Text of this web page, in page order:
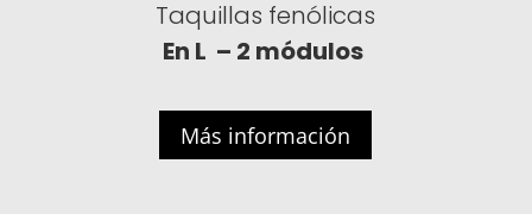
Taquillas fenólicas
En L – 2 módulos
Más información